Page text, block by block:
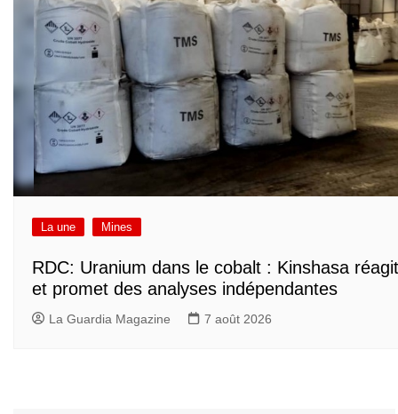
La une Mines
RDC: Uranium dans le cobalt : Kinshasa réagit
et promet des analyses indépendantes
La Guardia Magazine 7 août 2026